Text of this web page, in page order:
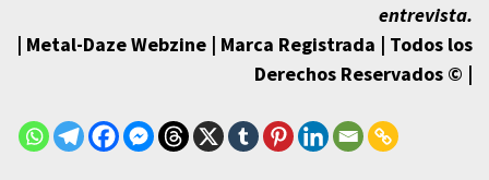
entrevista.
| Metal-Daze Webzine | Marca Registrada | Todos los
Derechos Reservados © |